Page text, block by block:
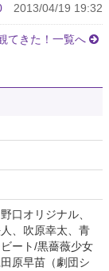
2013/04/19 19:32
てきた！一覧へ
口オリジナル、
、吹原幸太、青
ート/黒薔薇少女
原早苗（劇団シ